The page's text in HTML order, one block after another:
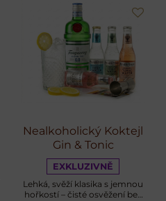
Nealkoholický Koktejl
Gin & Tonic
EXKLUZIVNĚ
Lehká, svěží klasika s jemnou
hořkostí – čisté osvěžení bez